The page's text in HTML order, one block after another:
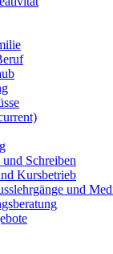
Schreiben
Kursbetrieb
und